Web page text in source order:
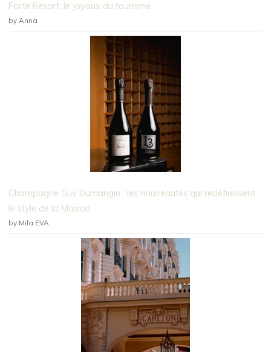
Forte Resort, le joyaux du tourisme
by Anna
Champagne Guy Dumangin : les nouveautés qui redéfinissent
le style de la Maison
by Mila EVA